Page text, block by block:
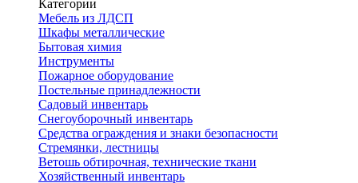
Категории
Мебель из ЛДСП
Шкафы металлические
Бытовая химия
Инструменты
Пожарное оборудование
Постельные принадлежности
Садовый инвентарь
Снегоуборочный инвентарь
Средства ограждения и знаки безопасности
Стремянки, лестницы
Ветошь обтирочная, технические ткани
Хозяйственный инвентарь